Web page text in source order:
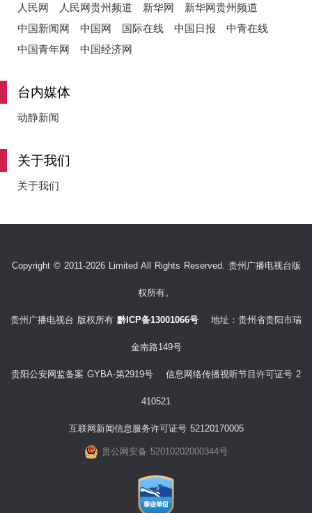
人民网 人民网贵州频道 新华网
新华网贵州频道
中国新闻网
中国网 国际在线 中国日报
中青在线
中国青年网
中国经济网
台内媒体
动静新闻
关于我们
关于我们
Copyright © 2011-2026 Limited All Rights Reserved. 贵州广播电视台版
权所有。
贵州广播电视台 版权所有 黔ICP备13001066号 地址：贵州省贵阳市瑞
金南路149号
贵阳公安网监备案 GYBA-第2919号 信息网络传播视听节目许可证号 2
410521
互联网新闻信息服务许可证号 52120170005
贵公网安备 52010202000344号